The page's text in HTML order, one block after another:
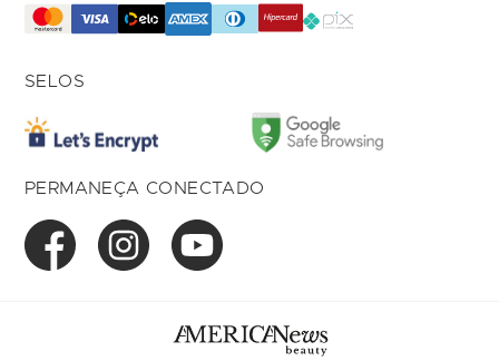
SELOS
PERMANEÇA CONECTADO